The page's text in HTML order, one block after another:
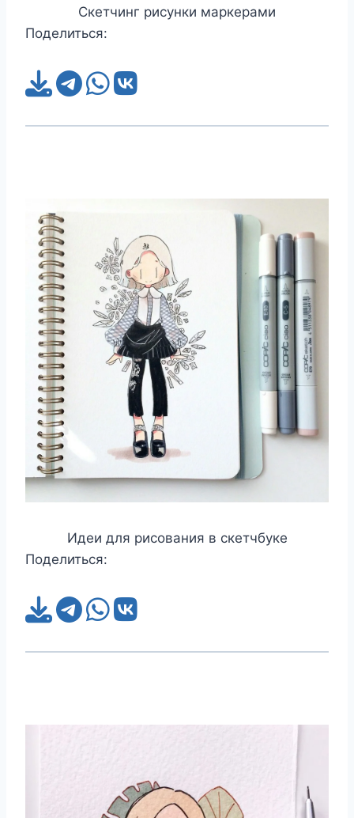
Скетчинг рисунки маркерами
Поделиться:
Идеи для рисования в скетчбуке
Поделиться: